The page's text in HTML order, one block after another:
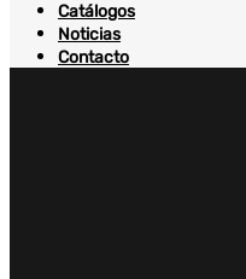
Catálogos
Noticias
Contacto